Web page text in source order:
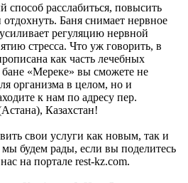
расслабиться, повысить
Баня снимает нервное
регуляцию нервной
стресса. Что уж говорить, в
как часть лечебных
«Мереке» вы сможете не
организма в целом, но и
к нам по адресу пер.
Казахстан!
свои услуги как новым, так и
будем рады, если вы поделитесь
на портале rest-kz.com.